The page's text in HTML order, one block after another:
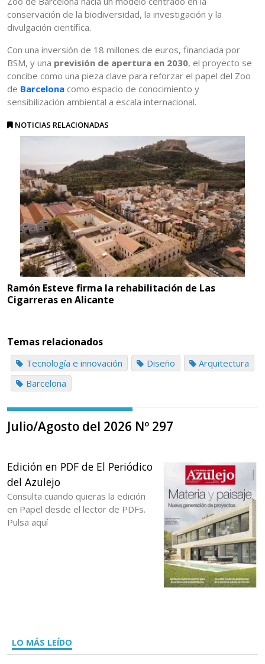
conservación de la biodiversidad, la investigación y la
divulgación científica.
Con una inversión de 18 millones de euros, financiada por
BSM, y una previsión de apertura en 2030, el proyecto se
concibe como una pieza clave para reforzar el papel del Zoo
de Barcelona como espacio de conocimiento y
sensibilización ambiental a escala internacional.
NOTICIAS RELACIONADAS
Ramón Esteve firma la rehabilitación de Las
Cigarreras en Alicante
Temas relacionados
Tecnología e innovación Diseño
Arquitectura
Barcelona
Julio/Agosto del 2026 Nº 297
Edición en PDF de El Periódico
del Azulejo
Consulta cuando quieras la edición
en Papel desde el lector de PDFs.
Pulsa aquí
LO MÁS LEÍDO